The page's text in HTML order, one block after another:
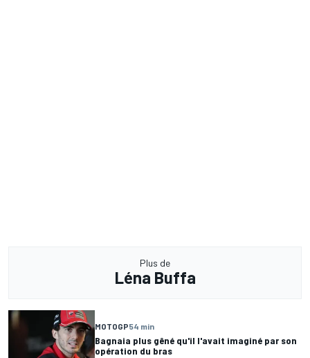
Plus de
Léna Buffa
MOTOGP54 min
Bagnaia plus gêné qu'il l'avait imaginé par son
opération du bras